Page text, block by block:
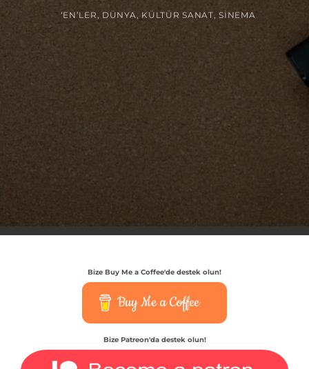
‘EN’LER , DÜNYA KÜLTÜR SANAT ,SINEMA
Bize Buy Me a Coffee'de destek olun!
Buy Me a Coffee
Bize Patreon'da destek olun!